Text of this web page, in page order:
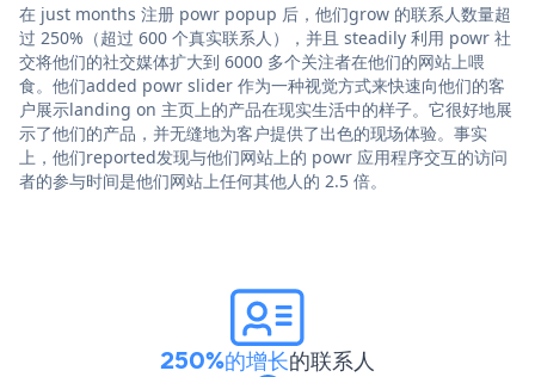
在 just months 注册 powr popup 后，他们grow 的联系人数量超
过 250%（超过 600 个真实联系人），并且 steadily 利用 powr 社
交将他们的社交媒体扩大到 6000 多个关注者在他们的网站上喂
食。他们added powr slider 作为一种视觉方式来快速向他们的客
户展示landing on 主页上的产品在现实生活中的样子。它很好地展
示了他们的产品，并无缝地为客户提供了出色的现场体验。事实
上，他们reported发现与他们网站上的 powr 应用程序交互的访问
者的参与时间是他们网站上任何其他人的 2.5 倍。
250%的增长的联系人